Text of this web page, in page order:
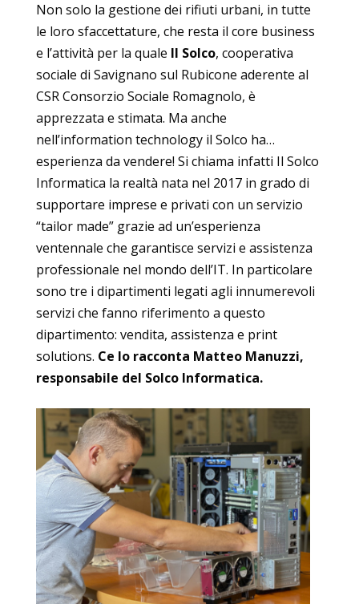
Non solo la gestione dei rifiuti urbani, in tutte
le loro sfaccettature, che resta il core business
e l’attività per la quale Il Solco, cooperativa
sociale di Savignano sul Rubicone aderente al
CSR Consorzio Sociale Romagnolo, è
apprezzata e stimata. Ma anche
nell’information technology il Solco ha…
esperienza da vendere! Si chiama infatti Il Solco
Informatica la realtà nata nel 2017 in grado di
supportare imprese e privati con un servizio
“tailor made” grazie ad un’esperienza
ventennale che garantisce servizi e assistenza
professionale nel mondo dell’IT. In particolare
sono tre i dipartimenti legati agli innumerevoli
servizi che fanno riferimento a questo
dipartimento: vendita, assistenza e print
solutions. Ce lo racconta Matteo Manuzzi,
responsabile del Solco Informatica.